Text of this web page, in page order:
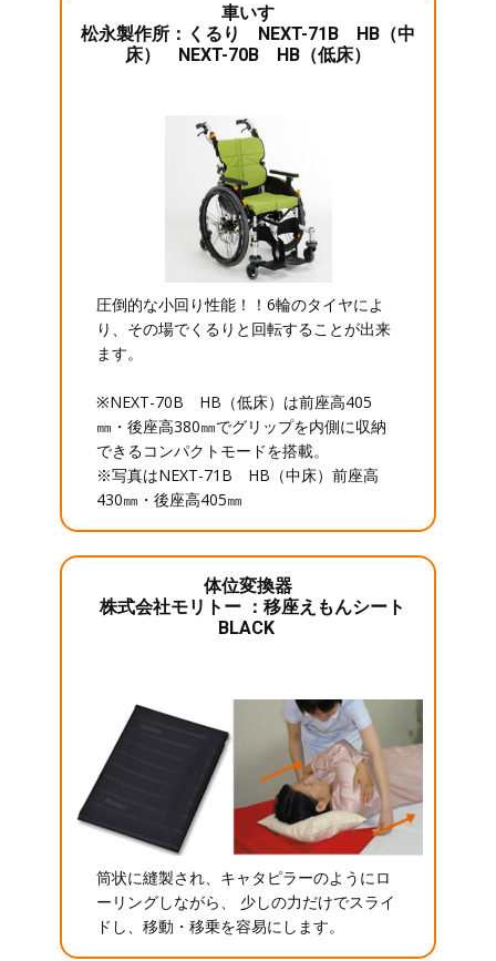
車いす
松永製作所：くるり NEXT-71B HB（中
床） NEXT-70B HB（低床）
圧倒的な小回り性能！！6輪のタイヤによ
り、その場でくるりと回転することが出来
ます。
※NEXT-70B HB（低床）は前座高405
㎜・後座高380㎜でグリップを内側に収納
できるコンパクトモードを搭載。
※写真はNEXT-71B HB（中床）前座高
430㎜・後座高405㎜
体位変換器
株式会社モリトー ：移座えもんシート
BLACK
筒状に縫製され、キャタピラーのようにロ
ーリングしながら、 少しの力だけでスライ
ドし、移動・移乗を容易にします。